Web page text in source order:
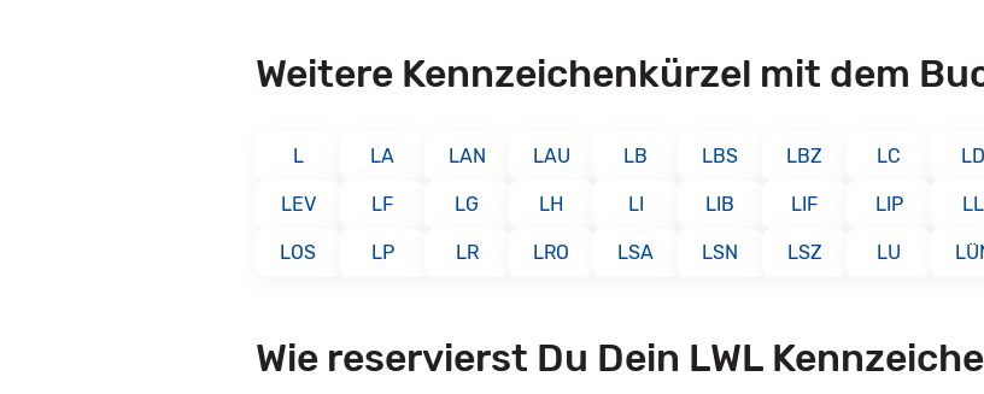
Weitere Kennzeichenkürzel mit dem
L LA LAN LAU LB LBS LBZ LC LD
LEV LF LG LH LI LIB LIF LIP LL
LOS LP LR LRO LSA LSN LSZ LU
Wie reservierst Du Dein LWL